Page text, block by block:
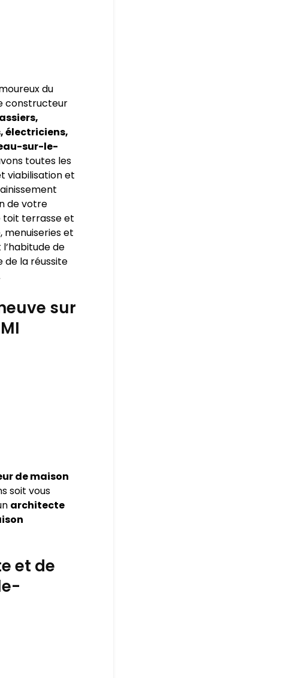
du
constructeur
électriciens,
sur-le-
toutes les
viabilisation et
de votre
toit terrasse et
et
de
de la réussite
sur
de maison
soit vous
architecte
et de